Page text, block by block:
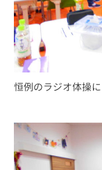
恒例のラジオ体操に